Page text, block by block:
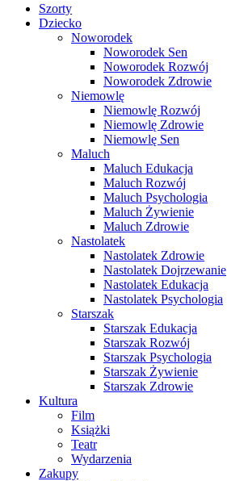
Szorty
Dziecko
Noworodek
Noworodek Sen
Noworodek Rozwój
Noworodek Zdrowie
Niemowlę
Niemowlę Rozwój
Niemowlę Zdrowie
Niemowlę Sen
Maluch
Maluch Edukacja
Maluch Rozwój
Maluch Psychologia
Maluch Żywienie
Maluch Zdrowie
Nastolatek
Nastolatek Zdrowie
Nastolatek Dojrzewanie
Nastolatek Edukacja
Nastolatek Psychologia
Starszak
Starszak Edukacja
Starszak Rozwój
Starszak Psychologia
Starszak Żywienie
Starszak Zdrowie
Kultura
Film
Książki
Teatr
Wydarzenia
Zakupy